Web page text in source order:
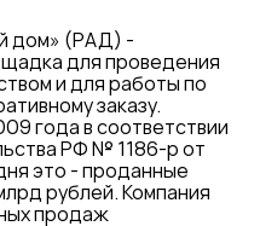
дом» (РАД) -
для проведения
и для работы по
заказу.
года в соответствии
РФ № 1186-р от
это - проданные
рублей. Компания
продаж